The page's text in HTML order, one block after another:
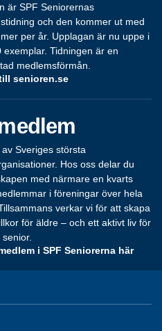
är SPF Seniorernas
och den kommer ut med
per år. Upplagan är nu uppe i
exemplar. Tidningen är en
medlemsförmån.
senioren.se
Sveriges största
Hos oss delar du
med närmare en kvarts
i föreningar över hela
verkar vi för att skapa
för äldre – och ett aktivt liv för
i SPF Seniorerna här